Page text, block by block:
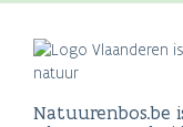
Natuurenbos.be